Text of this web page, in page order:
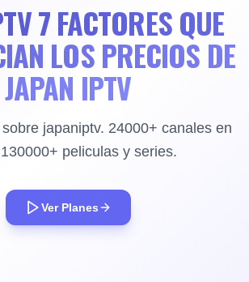
7 FACTORES QUE
LOS PRECIOS DE
JAPAN IPTV
japaniptv. 24000+ canales en
peliculas y series.
Ver Planes